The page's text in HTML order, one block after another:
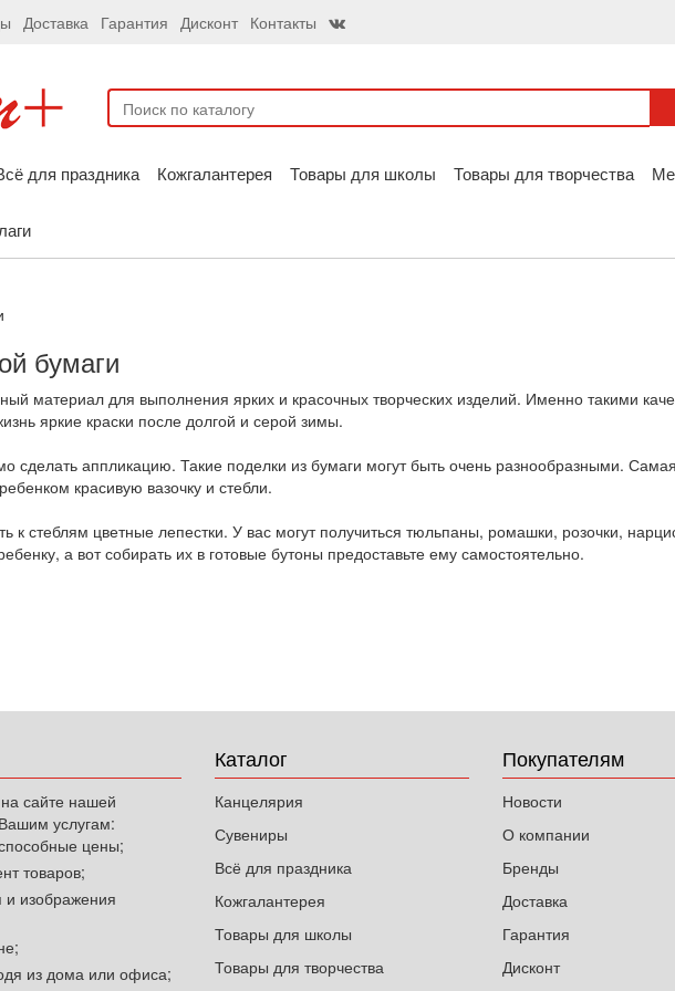
Доставка Гарантия Дисконт Контакты
для праздника Кожгалантерея Товары для школы Товары для творчества
бумаги
материал для выполнения ярких и красочных творческих изделий. Именно такими
яркие краски после долгой и серой зимы.
сделать аппликацию. Такие поделки из бумаги могут быть очень разнообразными.
красивую вазочку и стебли.
к стеблям цветные лепестки. У вас могут получиться тюльпаны, ромашки, розочки,
а вот собирать их в готовые бутоны предоставьте ему самостоятельно.
сайте нашей
услугам:
цены;
товаров;
и изображения
из дома или офиса;
Каталог
Канцелярия
Сувениры
Всё для праздника
Кожгалантерея
Товары для школы
Товары для творчества
Покупателям
Новости
О компании
Бренды
Доставка
Гарантия
Дисконт